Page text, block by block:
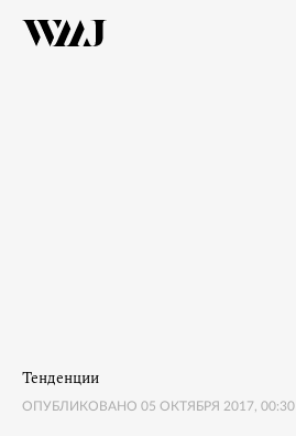
Тенденции
ОПУБЛИКОВАНО 05 ОКТЯБРЯ 2017, 00:30